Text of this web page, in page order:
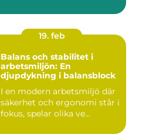
19. feb
Balans och stabilitet i
arbetsmiljön: En
djupdykning i balansblock
I en modern arbetsmiljö där
säkerhet och ergonomi står i
fokus, spelar olika ve...